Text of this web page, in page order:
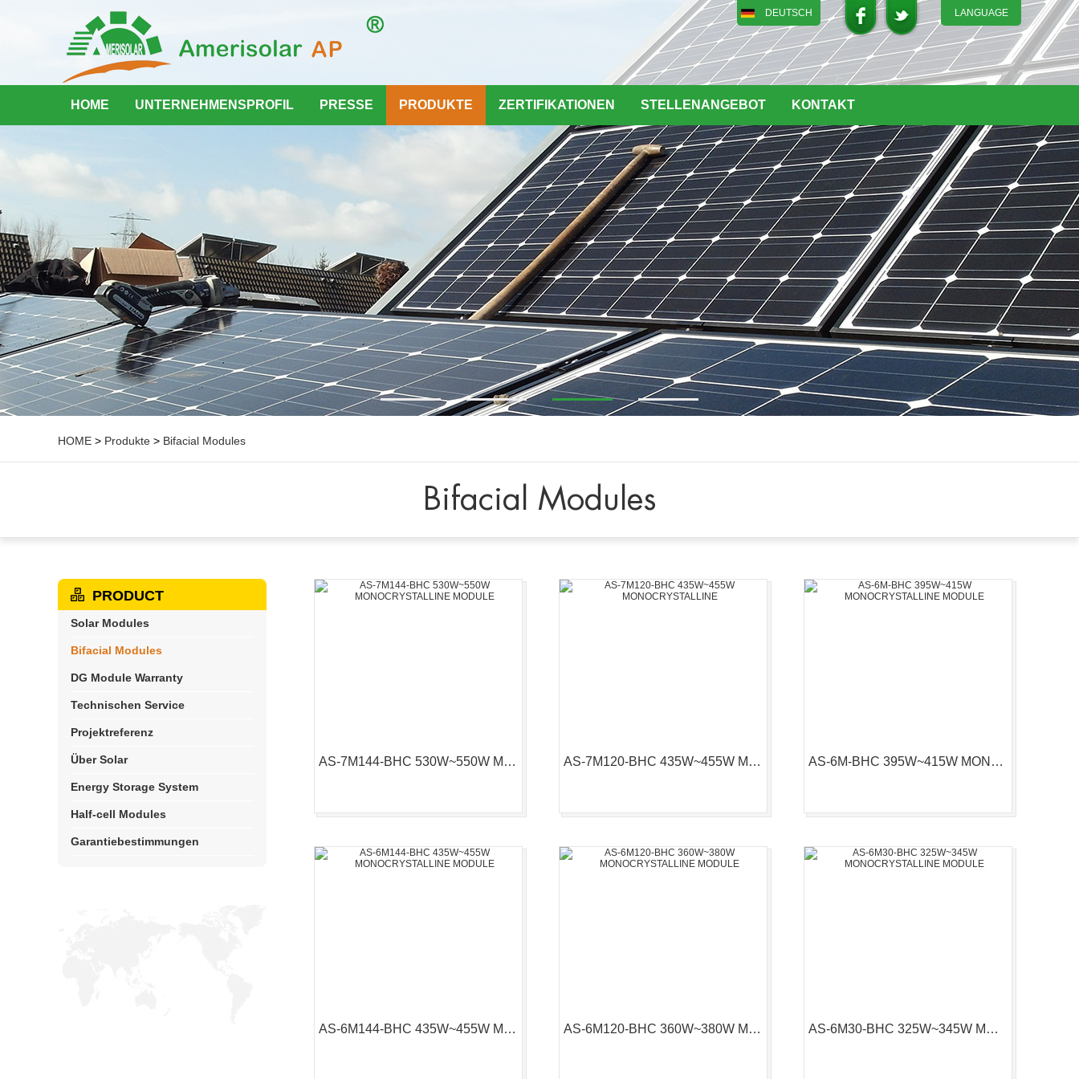
DEUTSCH LANGUAGE
English
DEUTSCH
GREEK
日本語
HOME UNTERNEHMENSPROFIL PRESSE PRODUKTE ZERTIFIKATIONEN STELLENANGEBOT KONTAKT
HOME > Produkte > Bifacial Modules
Bifacial Modules
AS-7M144-BHC 530W~550W MONOCRYSTALLINE MODULE AS-7M120-BHC 435W~455W MONOCRYSTALLINE AS-6M-BHC 395W~415W MONOCRYSTALLINE MODULE
AS-6M144-BHC 435W~455W MONOCRYSTALLINE MODULE AS-6M120-BHC 360W~380W MONOCRYSTALLINE MODULE AS-6M30-BHC 325W~345W MONOCRYSTALLINE MODULE
PRODUCT
Solar Modules
Bifacial Modules
DG Module Warranty
Technischen Service
Projektreferenz
Über Solar
Energy Storage System
Half-cell Modules
Garantiebestimmungen